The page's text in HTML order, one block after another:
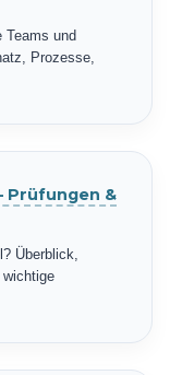
Teams und
Prozesse,
Prüfungen &
Überblick,
wichtige